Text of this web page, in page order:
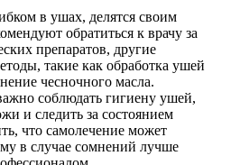
в ушах, делятся своим
обратиться к врачу за
препаратов, другие
такие как обработка ушей
чесночного масла.
соблюдать гигиену ушей,
и следить за состоянием
что самолечение может
в случае сомнений лучше